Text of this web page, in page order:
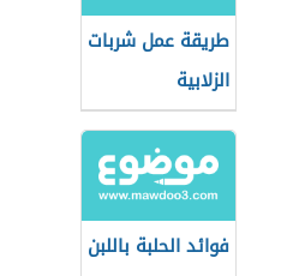
طريقة عمل شربات
الزلابية
فوائد الحلبة باللبن